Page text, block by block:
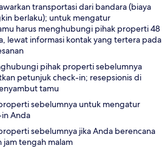
transportasi dari bandara (biaya
berlaku); untuk mengatur
harus menghubungi pihak properti 48
lewat informasi kontak yang tertera pada
pihak properti sebelumnya
petunjuk check-in; resepsionis di
tamu
sebelumnya untuk mengatur
Anda
sebelumnya jika Anda berencana
jam tengah malam